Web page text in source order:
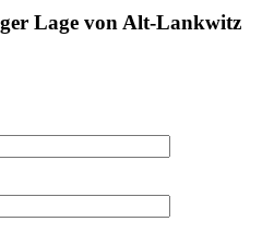
Lage von Alt-Lankwitz